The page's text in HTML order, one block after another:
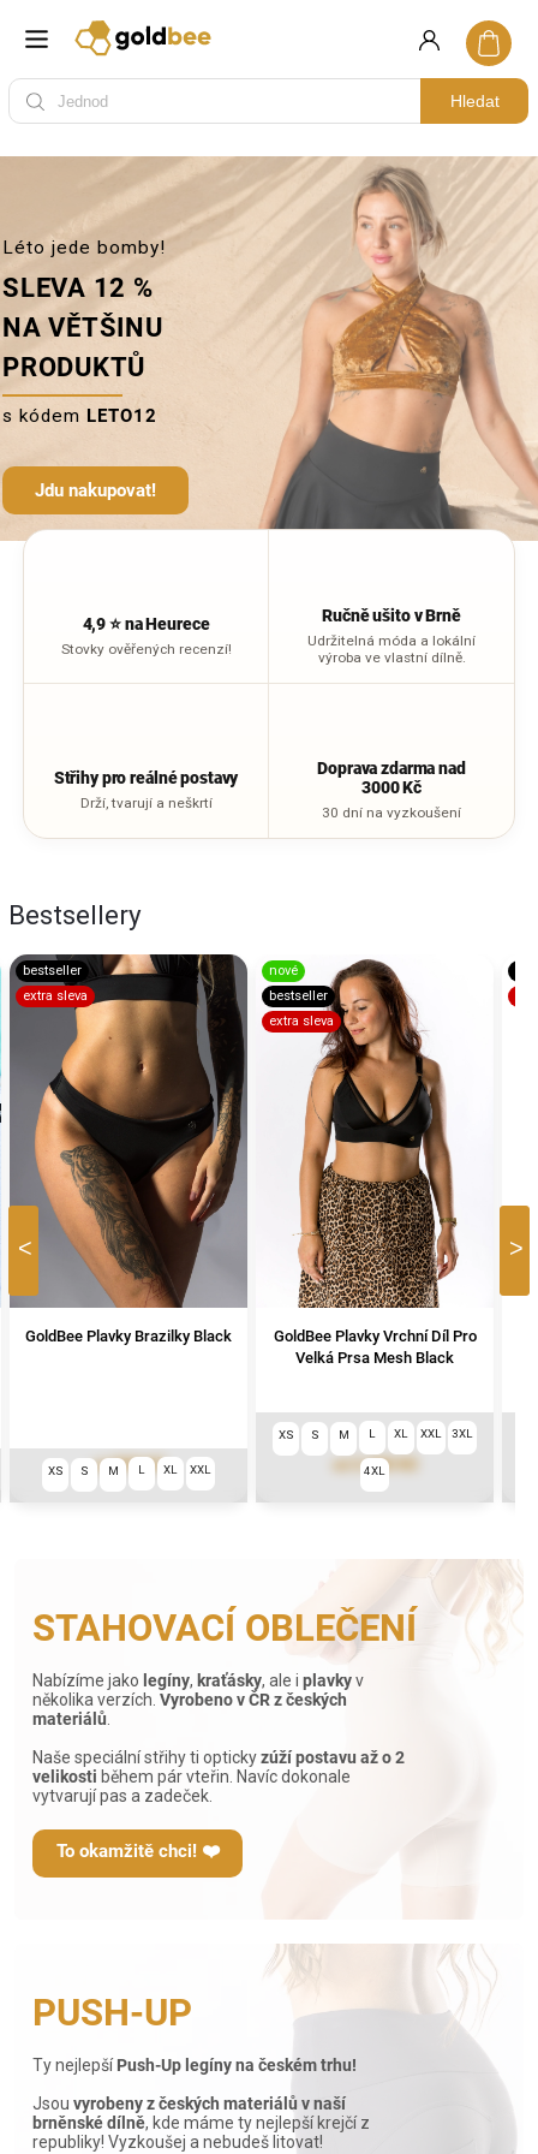
Hledat
Léto jede bomby!
SLEVA 12 %
NA VĚTŠINU
PRODUKTŮ
s kódem LETO12
Jdu nakupovat!
4,9 ⭐ na Heurece
Stovky ověřených recenzí!
Ručně ušito v Brně
Udržitelná móda a lokální
výroba ve vlastní dílně.
Střihy pro reálné postavy
Drží, tvarují a neškrtí
Doprava zdarma nad
3000 Kč
30 dní na vyzkoušení
Bestsellery
Previous
bestseller
extra sleva
GoldBee Plavky Brazilky Black
od 999 Kč
XS S M L XL XXL
nové
bestseller
extra sleva
GoldBee Plavky Vrchní Díl Pro
Velká Prsa Mesh Black
2 490 Kč
XS S M L XL XXL 3XL
4XL
STAHOVACÍ OBLEČENÍ
Nabízíme jako legíny, kraťásky, ale i plavkyv
několika verzích. Vyrobeno v ČR z českých
materiálů
Naše speciální střihy ti optickyzúží postavu až o 2
velikosti během pár vteřin. Navíc dokonale
vytvarují pas a zadeček.
To okamžitě chci! ❤️
PUSH-UP
Ty nejlepšíPush-Up legíny na českém trhu!
Jsou vyrobeny z českých materiálů v naší
brněnské dílně, kde máme ty nejlepší krejčí z
republiky! Vyzkoušej a nebudeš litovat!